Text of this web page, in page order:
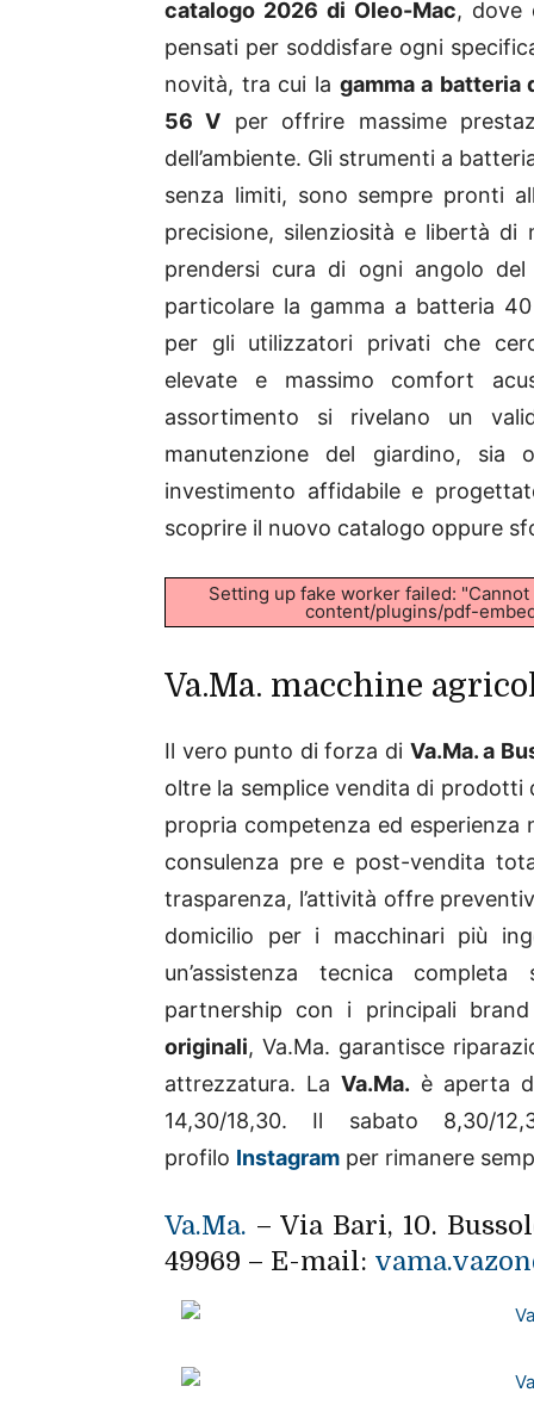
catalogo 2026 di Oleo-Mac, dove
pensati per soddisfare ogni
novità, tra cui la gamma a batteria
56 V per offrire massime
dell’ambiente. Gli strumenti a
senza limiti, sono sempre pronti
precisione, silenziosità e libertà
prendersi cura di ogni angolo
particolare la gamma a batteria
per gli utilizzatori privati che
elevate e massimo comfort
assortimento si rivelano un
manutenzione del giardino, sia
investimento affidabile e
scoprire il nuovo catalogo oppure
Setting up fake worker failed:
content/plugins/pdf-
Va.Ma. macchine
Il vero punto di forza di Va.Ma. a
oltre la semplice vendita di prodotti
propria competenza ed
consulenza pre e post-vendita
trasparenza, l’attività offre
domicilio per i macchinari più
un’assistenza tecnica
partnership con i principali brand
originali, Va.Ma. garantisce
attrezzatura. LaVa.Ma. è aperta
14,30/18,30. Il sabato 8,30/
profilo Instagram per rimanere
Va.Ma. – Via Bari, 10.
49969 – E-mail: